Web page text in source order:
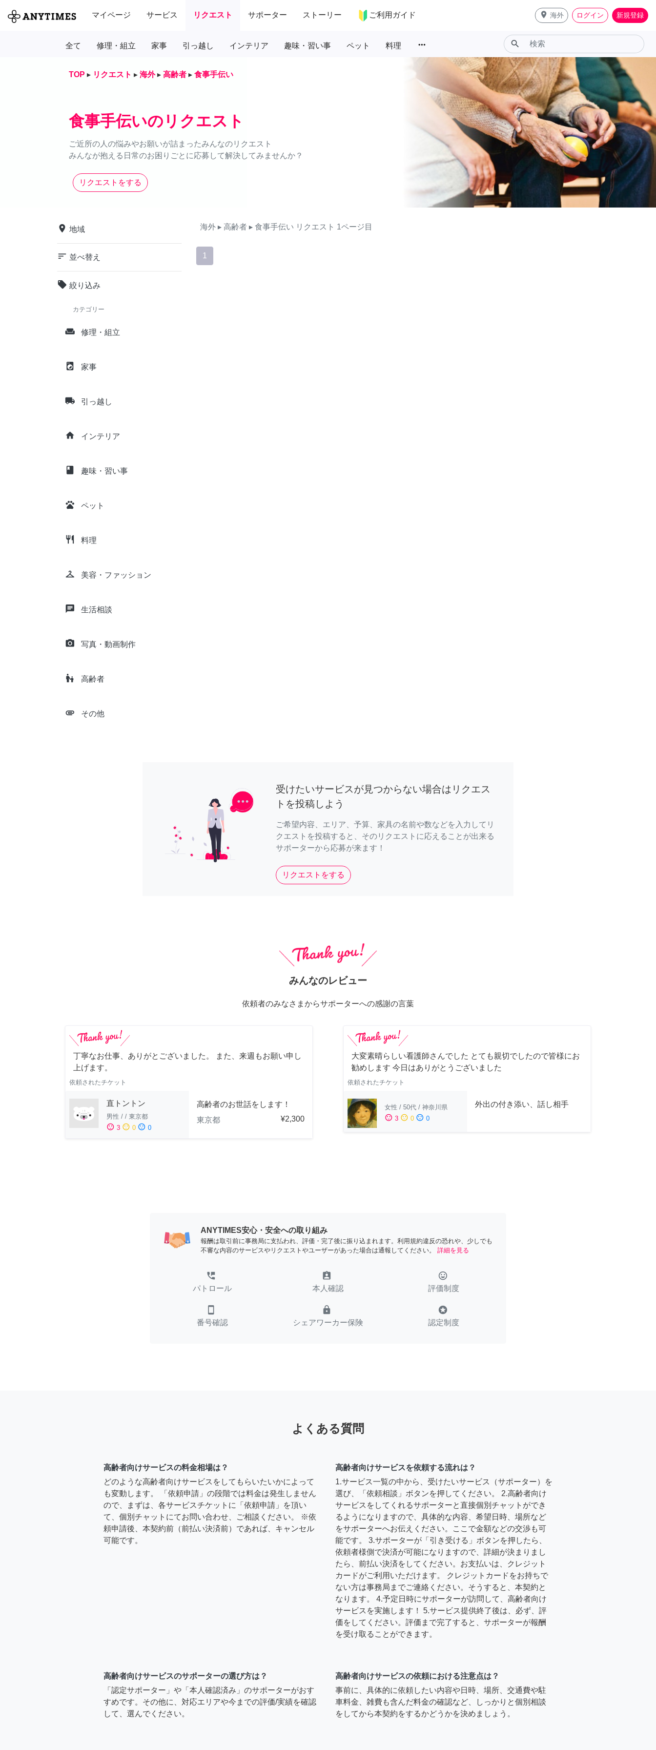
マイページ サービス リクエスト サポーター ストーリー ご利用ガイド place 海外 ログイン 新規登録
全て 修理・組立 家事 引っ越し インテリア 趣味・習い事 ペット 料理 more_horiz search
TOP ▸ リクエスト ▸ 海外 ▸ 高齢者 ▸ 食事手伝い
食事手伝いのリクエスト
ご近所の人の悩みやお願いが詰まったみんなのリクエスト
みんなが抱える日常のお困りごとに応募して解決してみませんか？
リクエストをする
place 地域
sort 並べ替え
local_offer 絞り込み
カテゴリー
weekend 修理・組立
local_laundry_service 家事
local_shipping 引っ越し
home インテリア
class 趣味・習い事
pets ペット
restaurant 料理
checkroom 美容・ファッション
chat 生活相談
camera_alt 写真・動画制作
escalator_warning 高齢者
attachment その他
海外 ▸ 高齢者 ▸ 食事手伝い リクエスト 1ページ目
1
受けたいサービスが見つからない場合はリクエス
トを投稿しよう
ご希望内容、エリア、予算、家具の名前や数などを入力してリ
クエストを投稿すると、そのリクエストに応えることが出来る
サポーターから応募が来ます！
リクエストをする
みんなのレビュー
依頼者のみなさまからサポーターへの感謝の言葉
丁寧なお仕事、ありがとございました。 また、来週もお願い申し
上げます。
依頼されたチケット
直トントン
男性 / / 東京都
sentiment_satisfied 3 sentiment_neutral 0 sentiment_dissatisfied 0
高齢者のお世話をします！
東京都
¥2,300
大変素晴らしい看護師さんでした とても親切でしたので皆様にお
勧めします 今日はありがとうございました
依頼されたチケット
女性 / 50代 / 神奈川県
sentiment_satisfied 3 sentiment_neutral 0 sentiment_dissatisfied 0
外出の付き添い、話し相手
ANYTIMES安心・安全への取り組み
報酬は取引前に事務局に支払われ、評価・完了後に振り込まれます。利用規約違反の恐れや、少しでも
不審な内容のサービスやリクエストやユーザーがあった場合は通報してください。
詳細を見る
perm_phone_msg
パトロール
assignment_ind
本人確認
tag_faces
評価制度
smartphone
番号確認
lock
シェアワーカー保険
stars
認定制度
よくある質問
高齢者向けサービスの料金相場は？
どのような高齢者向けサービスをしてもらいたいかによって
も変動します。 「依頼申請」の段階では料金は発生しません
ので、まずは、各サービスチケットに「依頼申請」を頂い
て、個別チャットにてお問い合わせ、ご相談ください。 ※依
頼申請後、本契約前（前払い決済前）であれば、キャンセル
可能です。
高齢者向けサービスを依頼する流れは？
1.サービス一覧の中から、受けたいサービス（サポーター）を
選び、「依頼相談」ボタンを押してください。 2.高齢者向け
サービスをしてくれるサポーターと直接個別チャットができ
るようになりますので、具体的な内容、希望日時、場所など
をサポーターへお伝えください。ここで金額などの交渉も可
能です。 3.サポーターが「引き受ける」ボタンを押したら、
依頼者様側で決済が可能になりますので、詳細が決まりまし
たら、前払い決済をしてください。お支払いは、クレジット
カードがご利用いただけます。 クレジットカードをお持ちで
ない方は事務局までご連絡ください。そうすると、本契約と
なります。 4.予定日時にサポーターが訪問して、高齢者向け
サービスを実施します！ 5.サービス提供終了後は、必ず、評
価をしてください。評価まで完了すると、サポーターが報酬
を受け取ることができます。
高齢者向けサービスのサポーターの選び方は？
「認定サポーター」や「本人確認済み」のサポーターがおす
すめです。その他に、対応エリアや今までの評価/実績を確認
して、選んでください。
高齢者向けサービスの依頼における注意点は？
事前に、具体的に依頼したい内容や日時、場所、交通費や駐
車料金、雑費も含んだ料金の確認など、しっかりと個別相談
をしてから本契約をするかどうかを決めましょう。